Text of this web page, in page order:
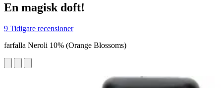
En magisk doft!
9 Tidigare recensioner
farfalla Neroli 10% (Orange Blossoms)